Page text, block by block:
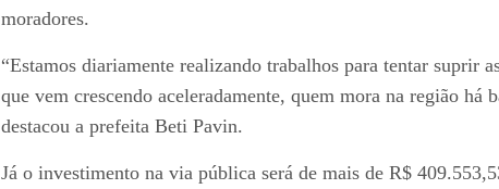
moradores.
“Estamos diariamente realizando trabalhos para tentar suprir
que vem crescendo aceleradamente, quem mora na região há
destacou a prefeita Beti Pavin.
Já o investimento na via pública será de mais de R$